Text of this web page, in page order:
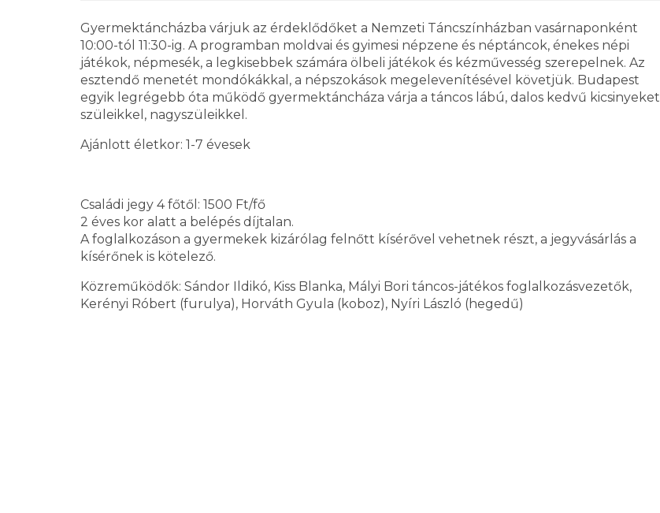
Gyermektáncházba várjuk az érdeklődőket a Nemzeti Táncszínházban vasárnaponként
10:00-tól 11:30-ig. A programban moldvai és gyimesi népzene és néptáncok, énekes népi
játékok, népmesék, a legkisebbek számára ölbeli játékok és kézművesség szerepelnek. Az
esztendő menetét mondókákkal, a népszokások megelevenítésével követjük. Budapest
egyik legrégebb óta működő gyermektáncháza várja a táncos lábú, dalos kedvű kicsinyeket
szüleikkel, nagyszüleikkel.
Ajánlott életkor: 1-7 évesek
Családi jegy 4 főtől: 1500 Ft/fő
2 éves kor alatt a belépés díjtalan.
A foglalkozáson a gyermekek kizárólag felnőtt kísérővel vehetnek részt, a jegyvásárlás a
kísérőnek is kötelező.
Közreműködők: Sándor Ildikó, Kiss Blanka, Mályi Bori táncos-játékos foglalkozásvezetők,
Kerényi Róbert (furulya), Horváth Gyula (koboz), Nyíri László (hegedű)